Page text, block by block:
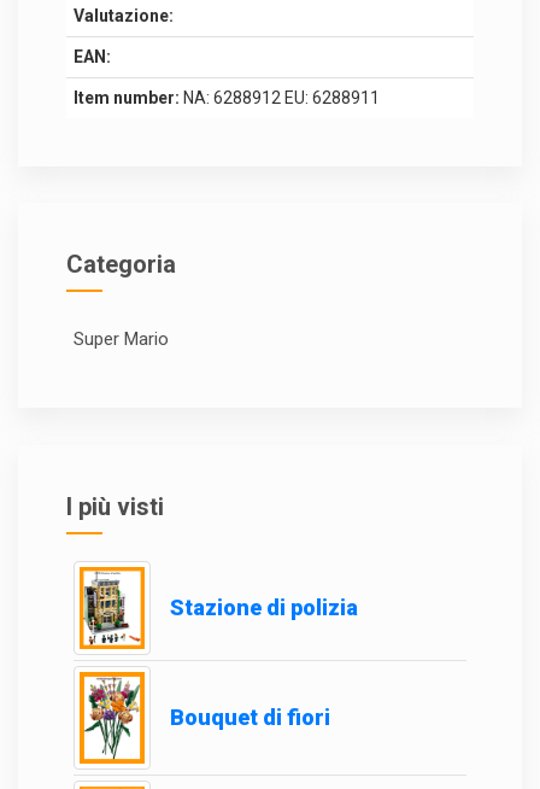
Valutazione:
EAN:
Item number: NA: 6288912 EU: 6288911
Categoria
Super Mario
I più visti
Stazione di polizia
Bouquet di fiori